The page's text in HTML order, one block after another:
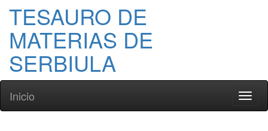
TESAURO DE
MATERIAS DE
SERBIULA
Inicio